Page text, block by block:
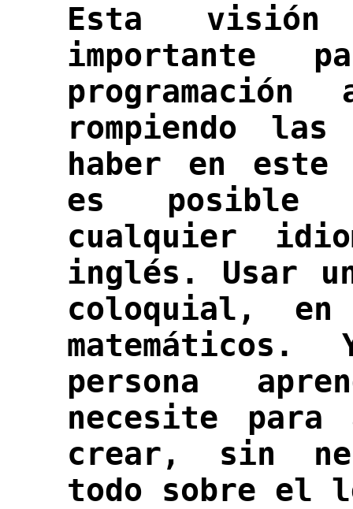
Esta visión
importante
rompiendo
haber en este
es posible
cualquier
inglés. Usar
coloquial,
persona
necesite para
crear, sin
todo sobre el